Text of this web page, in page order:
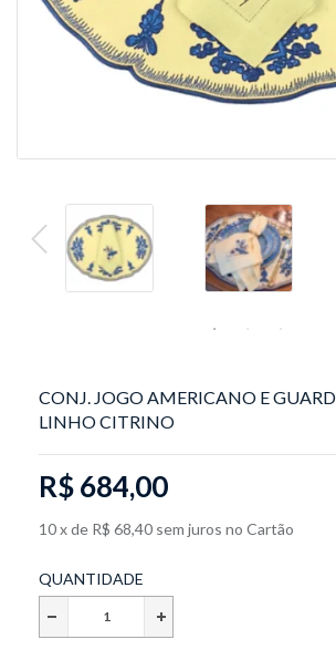
CONJ. JOGO AMERICANO E
LINHO CITRINO
R$ 684,00
10xde R$ 68,40 sem juros no Cartão
QUANTIDADE